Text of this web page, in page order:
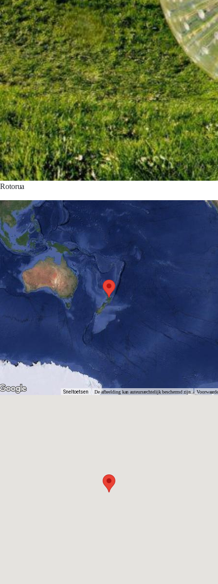
Rotorua
Sneltoetsen De afbeelding kan auteursrechtelijk beschermd zijn